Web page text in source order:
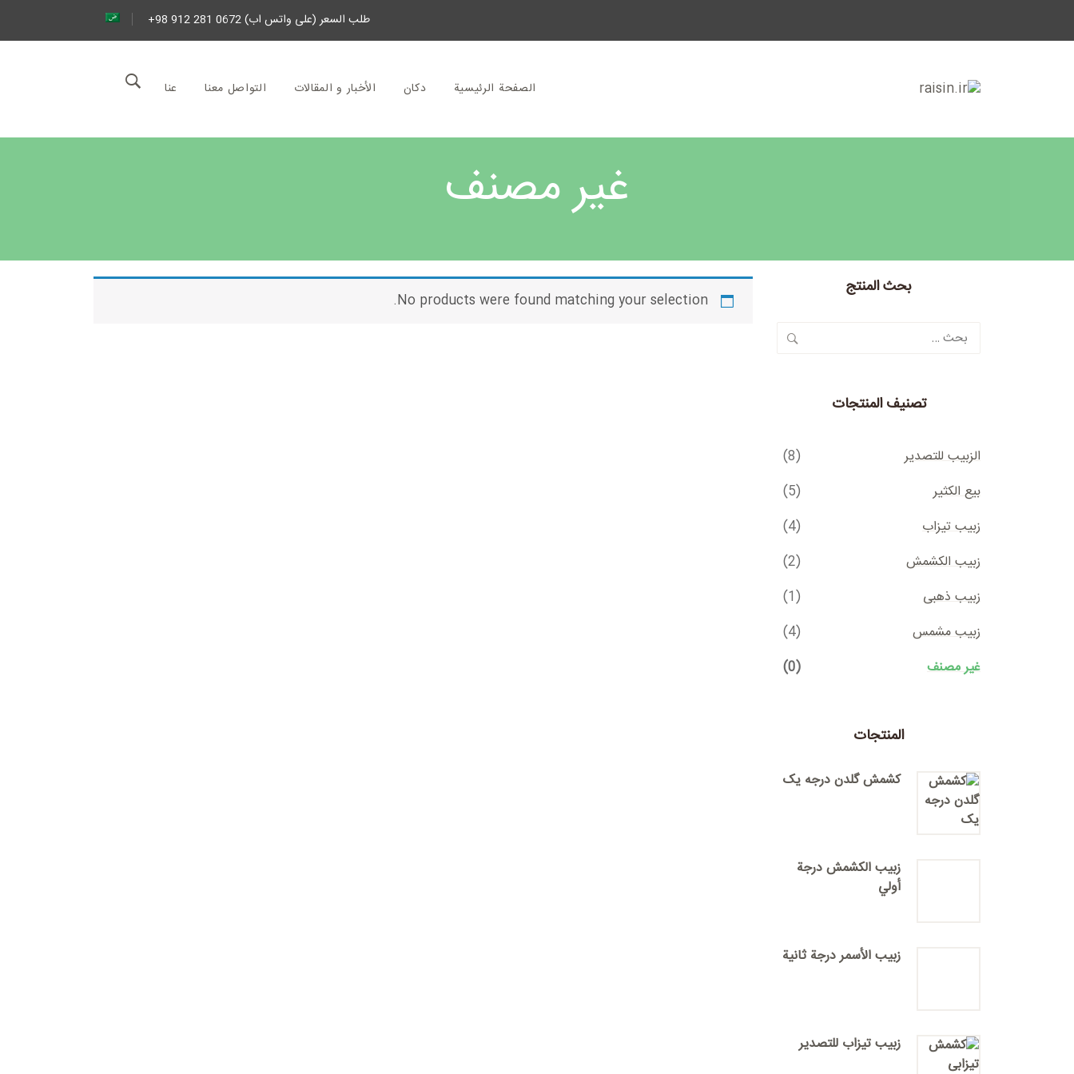
طلب السعر (على واتس اب) 0672 281 912 98+
الصفحة الرئيسية دکان الأخبار و المقالات التواصل معنا عنا
غير مصنف
No products were found matching your selection.
بحث المنتج
البحث
تصنيف المنتجات
الزبيب للتصدير
(8)
بيع الكثير
(5)
زبيب تیزاب
(4)
زبیب الکشمش
(2)
زبیب ذهبی
(1)
زبیب مشمس
(4)
غير مصنف
(0)
المنتجات
کشمش گلدن درجه یک
زبیب الکشمش درجة
أولي
زبیب الأسمر درجة ثانية
زبيب تيزاب للتصدير